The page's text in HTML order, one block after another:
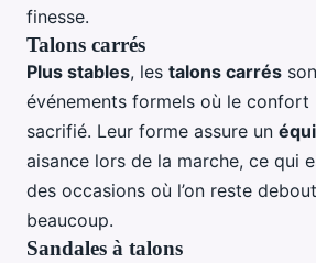
finesse.
Talons carrés
Plus stables, les talons carrés
événements formels où le
sacrifié. Leur forme assure un
aisance lors de la marche, ce qui
des occasions où l’on reste
beaucoup.
Sandales à talons